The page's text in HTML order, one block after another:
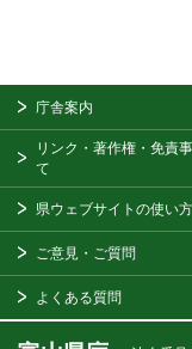
庁舎案内
リンク・著作権・免責
て
県ウェブサイトの使い方
ご意見・ご質問
よくある質問